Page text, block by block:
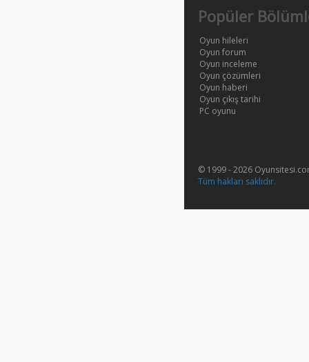
Popüler
Oyun hileleri
Oyun forum
Oyun inceleme
Oyun çözümleri
Oyun haberi
Oyun çıkış tarihi
PC oyunu
© 1999 - 2026
Tüm hakları saklıdır.